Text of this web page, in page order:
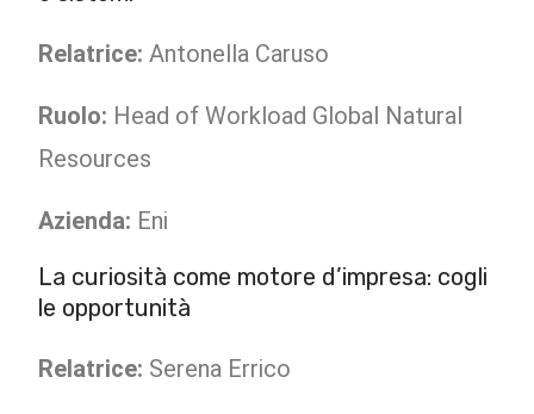
Relatrice: Antonella Caruso
Ruolo: Head of Workload Global Natural
Resources
Azienda: Eni
La curiosità come motore d’impresa: cogli
le opportunità
Relatrice: Serena Errico